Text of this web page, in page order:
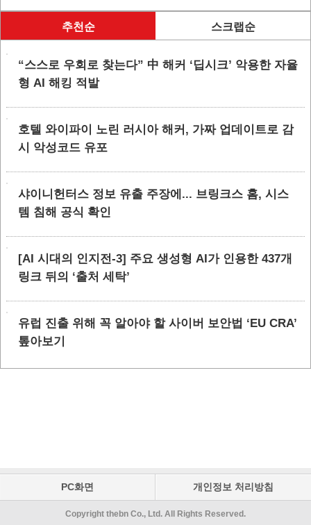
추천순 스크랩순
“스스로 우회로 찾는다” 中 해커 ‘딥시크’ 악용한 자율
형 AI 해킹 적발
호텔 와이파이 노린 러시아 해커, 가짜 업데이트로 감
시 악성코드 유포
샤이니헌터스 정보 유출 주장에... 브링크스 홈, 시스
템 침해 공식 확인
[AI 시대의 인지전-3] 주요 생성형 AI가 인용한 437개
링크 뒤의 ‘출처 세탁’
유럽 진출 위해 꼭 알아야 할 사이버 보안법 ‘EU CRA’
톺아보기
PC화면 개인정보 처리방침
Copyright thebn Co., Ltd. All Rights Reserved.